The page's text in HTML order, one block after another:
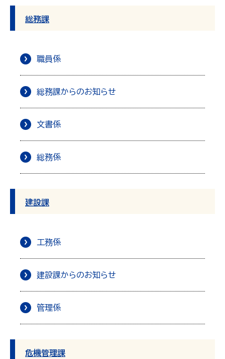
総務課
職員係
総務課からのお知らせ
文書係
総務係
建設課
工務係
建設課からのお知らせ
管理係
危機管理課